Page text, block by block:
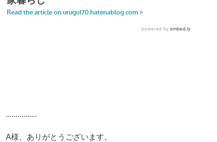
................
A様、ありがとうございます。